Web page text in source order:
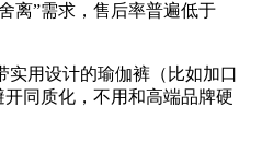
离”需求，售后率普遍低于
实用设计的瑜伽裤（比如加口
同质化，不用和高端品牌硬